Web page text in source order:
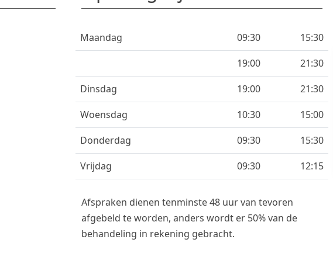
Maandag 09:30
15:30
19:00
21:30
Dinsdag
19:00
21:30
Woensdag
10:30
15:00
Donderdag
09:30
15:30
Vrijdag
09:30 12:15
Afspraken dienen tenminste 48 uur van tevoren
afgebeld te worden, anders wordt er 50% van de
behandeling in rekening gebracht.